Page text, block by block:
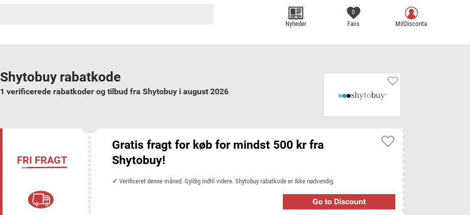
Nyheder
0
Favs MitDisconta
Shytobuy rabatkode
1 verificerede rabatkoder og tilbud fra Shytobuy i august 2026
FRI FRAGT
Gratis fragt for køb for mindst 500 kr fra
Shytobuy!
Verificeret denne måned. Gyldig indtil videre. Shytobuy rabatkode er ikke nødvendig.
Go to Discount